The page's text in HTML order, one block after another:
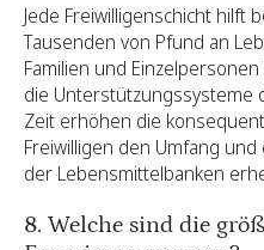
Jede Freiwilligenschicht hilft
Tausenden von Pfund an
Familien und
die Unterstützungssysteme
Zeit erhöhen die
Freiwilligen den Umfang
der Lebensmittelbanken
8. Welche sind die